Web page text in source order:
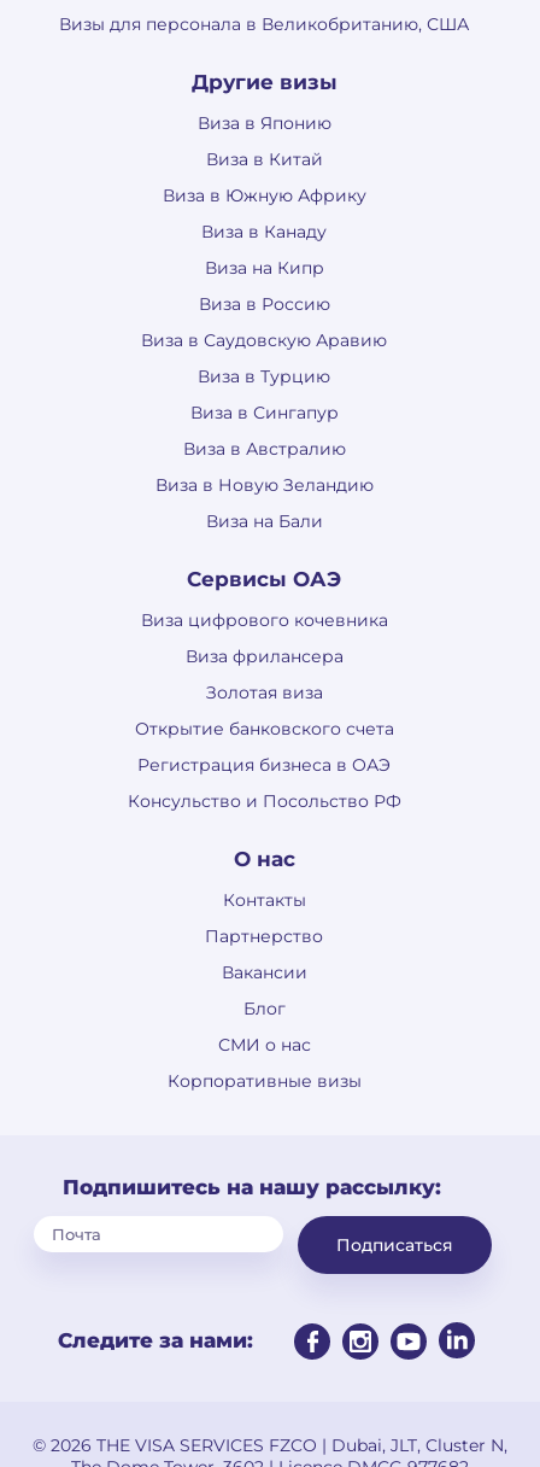
Визы для персонала в Великобританию, США
Другие визы
Виза в Японию
Виза в Китай
Виза в Южную Африку
Виза в Канаду
Виза на Кипр
Виза в Россию
Виза в Саудовскую Аравию
Виза в Турцию
Виза в Сингапур
Виза в Австралию
Виза в Новую Зеландию
Виза на Бали
Сервисы ОАЭ
Виза цифрового кочевника
Виза фрилансера
Золотая виза
Открытие банковского счета
Регистрация бизнеса в ОАЭ
Консульство и Посольство РФ
О нас
Контакты
Партнерство
Вакансии
Блог
СМИ о нас
Корпоративные визы
Подпишитесь на нашу рассылку:
Подписаться
Следите за нами:
© 2026 THE VISA SERVICES FZCO | Dubai, JLT, Cluster N,